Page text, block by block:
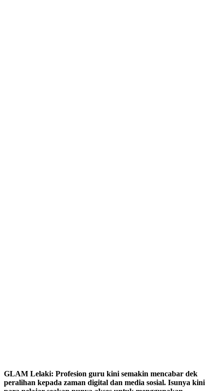
GLAM Lelaki: Profesion guru kini semakin mencabar dek
peralihan kepada zaman digital dan media sosial. Isunya kini